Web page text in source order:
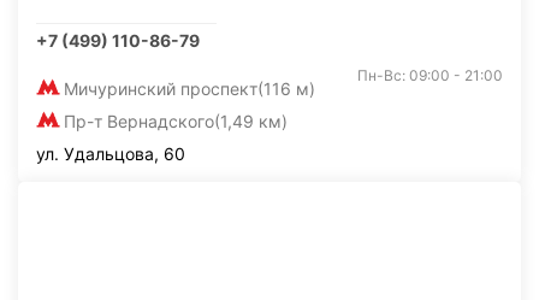
+7 (499) 110-86-79
Мичуринский проспект(116 м)
Пр-т Вернадского(1,49 км)
Пн-Вс: 09:00 - 21:00
ул. Удальцова, 60